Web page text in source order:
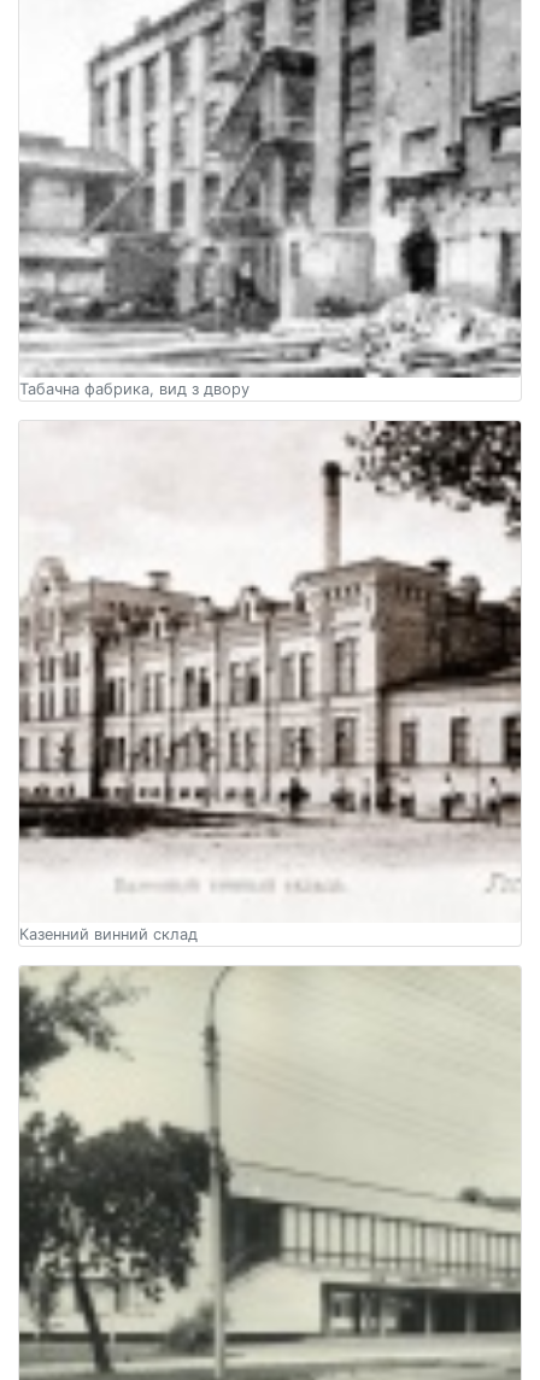
Табачна фабрика, вид з двору
Казенний винний склад